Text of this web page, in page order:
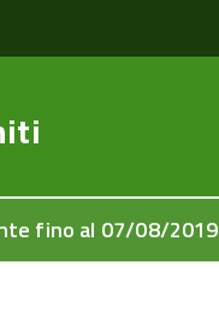
fino al 07/08/2019